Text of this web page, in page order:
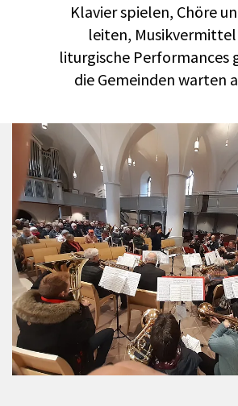
Klavier spielen, Chöre
leiten,
liturgische Performances
die Gemeinden warten